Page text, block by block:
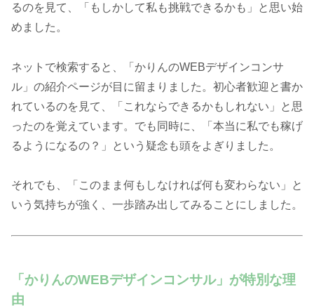
るのを見て、「もしかして私も挑戦できるかも」と思い始
めました。
ネットで検索すると、「かりんのWEBデザインコンサ
ル」の紹介ページが目に留まりました。初心者歓迎と書か
れているのを見て、「これならできるかもしれない」と思
ったのを覚えています。でも同時に、「本当に私でも稼げ
るようになるの？」という疑念も頭をよぎりました。
それでも、「このまま何もしなければ何も変わらない」と
いう気持ちが強く、一歩踏み出してみることにしました。
「かりんのWEBデザインコンサル」が特別な理
由